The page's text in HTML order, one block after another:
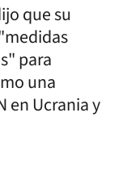
que su
para
una
en Ucrania y